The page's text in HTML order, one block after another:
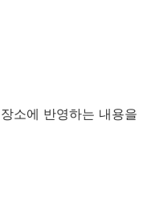
소에 반영하는 내용을